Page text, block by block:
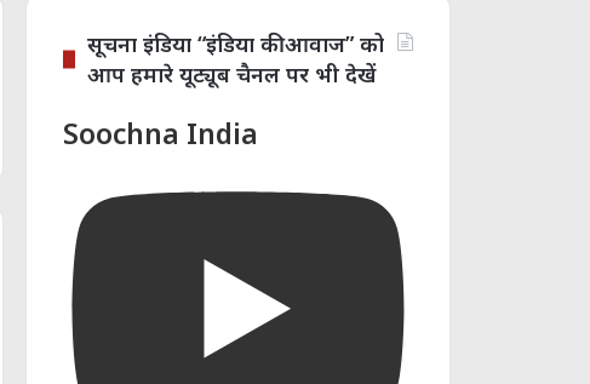
सूचना इंडिया “इंडिया की आवाज” को
आप हमारे यूट्यूब चैनल पर भी देखें
Soochna India